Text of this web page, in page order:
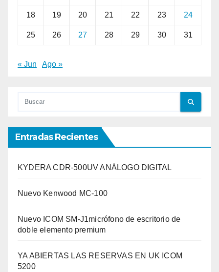
18 19 20 21 22 23 24
25 26 27 28 29 30 31
« Jun Ago »
Entradas Recientes
KYDERA CDR-500UV ANÁLOGO DIGITAL
Nuevo Kenwood MC-100
Nuevo ICOM SM-J1micrófono de escritorio de
doble elemento premium
YA ABIERTAS LAS RESERVAS EN UK ICOM
5200